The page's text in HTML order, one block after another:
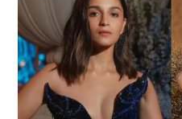
हम टीम इंडिया (Team India)
हैं वह कोई और नहीं बल्कि
(Shanthakumaran
2007 टी-20 वर्ल्ड कप (200t
बुलंदियों पर पहुंचाया था।